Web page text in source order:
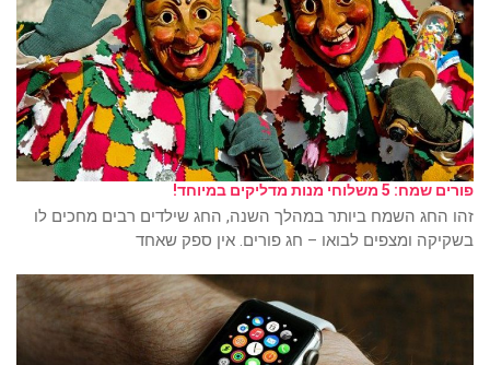
פורים שמח: 5 משלוחי מנות מדליקים במיוחד!
זהו החג השמח ביותר במהלך השנה, החג שילדים רבים מחכים לו
בשקיקה ומצפים לבואו – חג פורים. אין ספק שאחד